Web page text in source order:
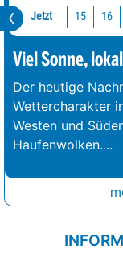
Jetzt 15 16
Viel Sonne,
Der heutige
Wettercharakter
Westen und
Haufenwolken....